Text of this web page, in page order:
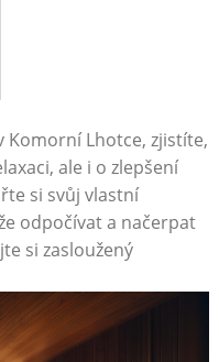
Komorní Lhotce, zjistíte,
ale i o zlepšení
si svůj vlastní
odpočívat a načerpat
si zasloužený